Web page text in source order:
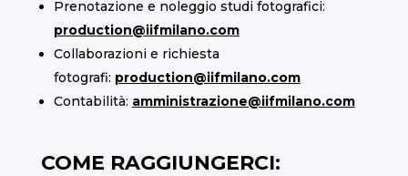
Prenotazione e noleggio studi fotografici:
production@iifmilano.com
Collaborazioni e richiesta
fotografi: production@iifmilano.com
Contabilità: amministrazione@iifmilano.com
COME RAGGIUNGERCI: